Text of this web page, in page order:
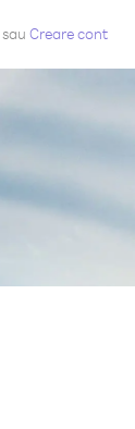
sau Creare cont